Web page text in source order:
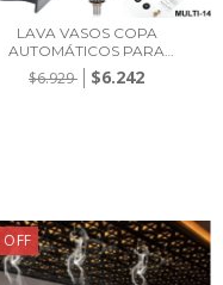
LAVA VASOS COPA
AUTOMÁTICOS PARA
FREGADE...
$6.929 $6.242
OFF